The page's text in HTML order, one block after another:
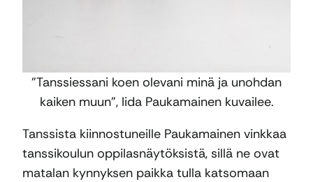
”Tanssiessani koen olevani minä ja unohdan
kaiken muun”, Iida Paukamainen kuvailee.
Tanssista kiinnostuneille Paukamainen vinkkaa
tanssikoulun oppilasnäytöksistä, sillä ne ovat
matalan kynnyksen paikka tulla katsomaan